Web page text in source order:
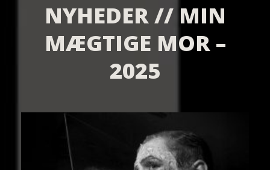
NYHEDER // MIN
MÆGTIGE MOR –
2025